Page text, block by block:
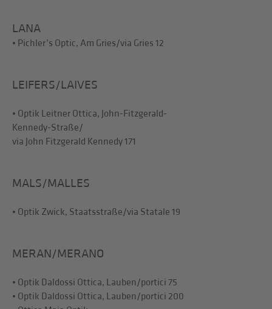
LANA
• Pichler’s Optic, Am Gries/via Gries 12
LEIFERS/LAIVES
• Optik Leitner Ottica, John-Fitzgerald-
Kennedy-Straße/
via John Fitzgerald Kennedy 171
MALS/MALLES
• Optik Zwick, Staatsstraße/via Statale 19
MERAN/MERANO
• Optik Daldossi Ottica, Lauben/portici 75
• Optik Daldossi Ottica, Lauben/portici 200